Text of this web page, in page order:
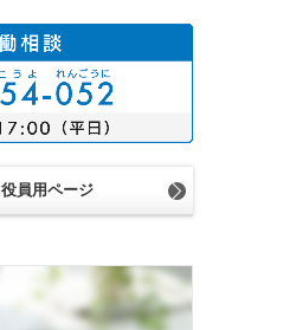
役員用ページ